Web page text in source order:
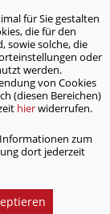
Silke
Frings
für Sie gestalten
die für den
sowie solche, die
oder
werden.
von Cookies
(diesen Bereichen)
hierwiderrufen.
zum
dort jederzeit